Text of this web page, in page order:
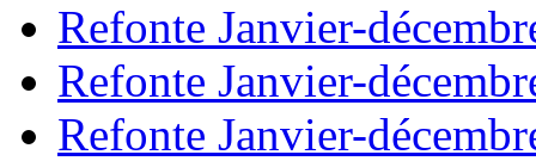
Refonte Janvier-
Refonte Janvier-
Refonte Janvier-